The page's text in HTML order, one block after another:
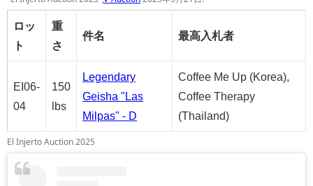
ロッ
ト
重
さ
件名 最高入札者
EI06-
04
150
lbs
Legendary
Geisha "Las
Milpas" - D
Coffee Me Up (Korea),
Coffee Therapy
(Thailand)
El Injerto Auction 2025